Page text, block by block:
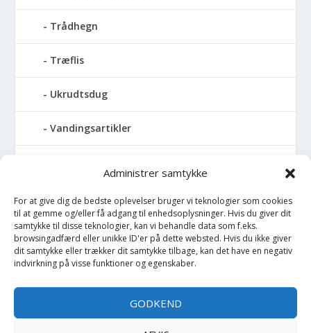
Administrer samtykke
For at give dig de bedste oplevelser bruger vi teknologier som cookies
til at gemme og/eller få adgang til enhedsoplysninger. Hvis du giver dit
samtykke til disse teknologier, kan vi behandle data som f.eks.
browsingadfærd eller unikke ID'er på dette websted. Hvis du ikke giver
dit samtykke eller trækker dit samtykke tilbage, kan det have en negativ
indvirkning på visse funktioner og egenskaber.
GODKEND
Trådhegn
Træflis
Ukrudtsdug
Vandingsartikler
Vildthegn
vækstdug
Maling